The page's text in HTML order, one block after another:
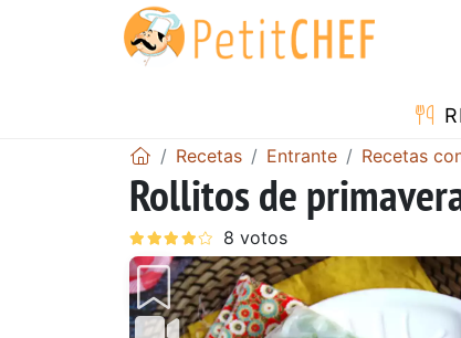
Recetas Entrante Recetas
Rollitos de